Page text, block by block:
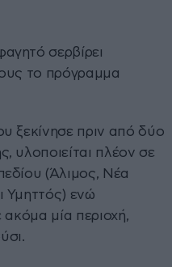
σερβίρει
το πρόγραμμα
ξεκίνησε πριν από δύο
υλοποιείται πλέον σε
(Άλιμος, Νέα
Υμηττός) ενώ
ακόμα μία περιοχή,